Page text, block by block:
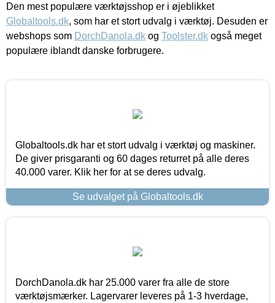
Den mest populære værktøjsshop er i øjeblikket
Globaltools.dk, som har et stort udvalg i værktøj. Desuden er
webshops som DorchDanola.dk og Toolster.dk også meget
populære iblandt danske forbrugere.
Globaltools.dk har et stort udvalg i værktøj og maskiner.
De giver prisgaranti og 60 dages returret på alle deres
40.000 varer. Klik her for at se deres udvalg.
Se udvalget på Globaltools.dk
DorchDanola.dk har 25.000 varer fra alle de store
værktøjsmærker. Lagervarer leveres på 1-3 hverdage,